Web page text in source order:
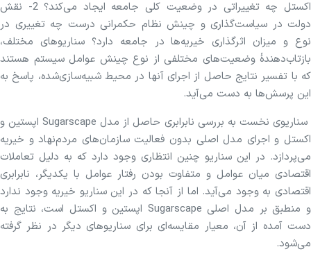
اکستل چه تغییراتی در وضعیت کلی جامعه ایجاد می‌کند؟ 2- نقش
دولت در سیاست‌گذاری و چینش نظام حکمرانی درست چه تغییری در
نوع و میزان اثرگذاری خیریه‌ها در جامعه دارد؟ سناریوهای مختلف،
بازتاب‌دهندۀ وضعیت‌های مختلفی از نوع چینش عوامل سیستم‌ هستند
که با تفسیر نتایج حاصل از اجرای آنها در محیط شبیه‌سازی‌شده، پاسخ به
این پرسش‌ها به دست می‌آید.
سناریوی نخست به بررسی نابرابری حاصل از مدل Sugarscape اپستین و
اکستل و اجرای مدل اصلی بدون فعالیت سازمان‌های مردم‌نهاد و خیریه
می‌پردازد. در این سناریو چنین انتظاری وجود دارد که به دلیل تعاملات
اقتصادی میان عوامل و متفاوت بودن رفتار عوامل با یکدیگر، نابرابری
اقتصادی به وجود می‌آید. اما از آنجا که در این سناریو خیریه وجود ندارد
و منطبق بر مدل اصلی Sugarscape اپستین و اکستل است، نتایج به
دست آمده از آن، معیار مقایسه‌ای برای سناریوهای دیگر در نظر گرفته
می‌شود.